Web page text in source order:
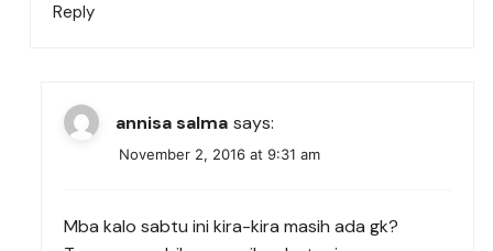
Reply
annisa salma says:
November 2, 2016 at 9:31 am
Mba kalo sabtu ini kira-kira masih ada gk?